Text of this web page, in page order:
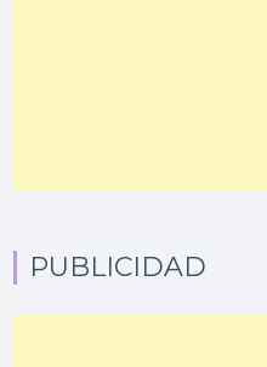
PUBLICIDAD